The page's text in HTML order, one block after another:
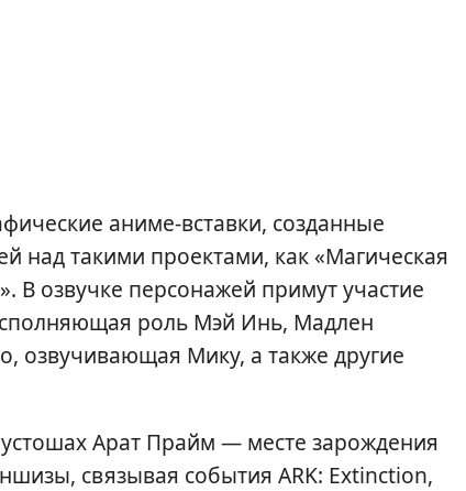
аниме-вставки, созданные
над такими проектами, как «Магическая
В озвучке персонажей примут участие
роль Мэй Инь, Мадлен
озвучивающая Мику, а также другие
Арат Прайм — месте зарождения
связывая события ARK: Extinction,